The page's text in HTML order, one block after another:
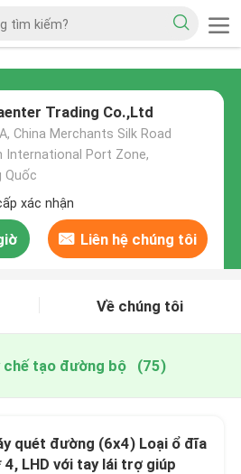
Trading Co.,Ltd
China Merchants Silk Road
International Port Zone,
Quốc
xác nhận
Liên hệ chúng tôi
Về chúng tôi
chế tạo đường bộ (75)
quét đường (6x4) Loại ổ đĩa
4, LHD với tay lái trợ giúp